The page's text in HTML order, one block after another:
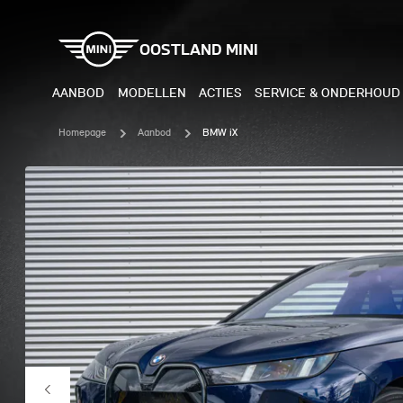
OOSTLAND MINI
AANBOD MODELLEN
ELEKTRISCH
MINI COOPER ELECTRIC
MINI ACEMAN ELECTRIC
MINI COUNTRYMAN ELECTRIC
JOHN COOPER WORKS
ELECTRIC
MINI
MINI
MINI
ACTIES SERVICE & ONDERHOUD
Homepage Aanbod BMW iX